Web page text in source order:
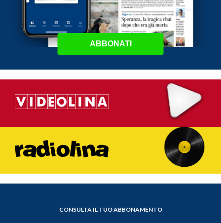
ABBONATI
CONSULTA IL TUO ABBONAMENTO